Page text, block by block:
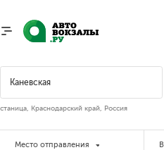
станица, Краснодарский край, Россия
Место отправления